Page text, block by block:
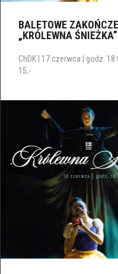
BALETOWE
„KRÓLEWNA ŚNIEŻKA”
ChDK | 17 czerwca | godz.
15,-